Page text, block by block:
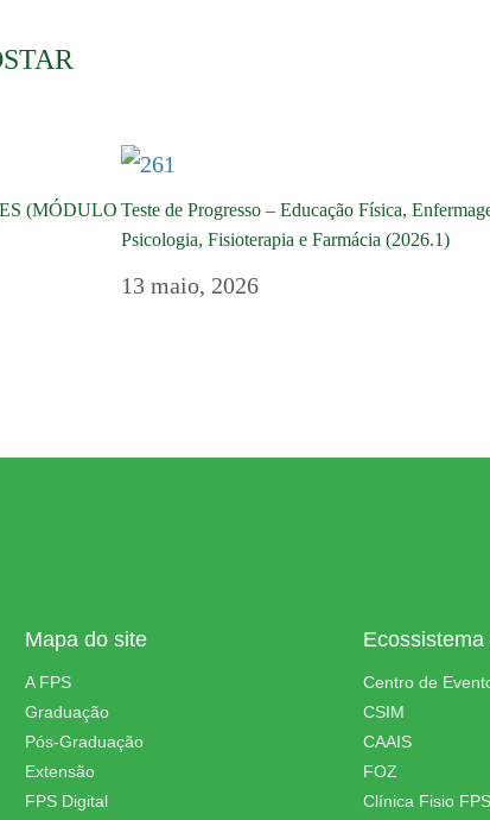
(MÓDULO Teste de Progresso – Educação Física,
Psicologia, Fisioterapia e Farmácia (2026.1)
13 maio, 2026
Mapa do site
A FPS
Graduação
Pós-Graduação
Extensão
FPS Digital
Ecossistema
Centro de
CSIM
CAAIS
FOZ
Clínica Fisio FPS